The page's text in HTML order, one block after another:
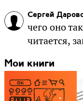
Сергей
чего оно
читается,
Мои книги